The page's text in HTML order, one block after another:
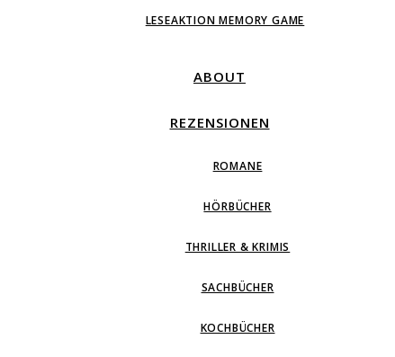
LESEAKTION MEMORY GAME
ABOUT
REZENSIONEN
ROMANE
HÖRBÜCHER
THRILLER & KRIMIS
SACHBÜCHER
KOCHBÜCHER